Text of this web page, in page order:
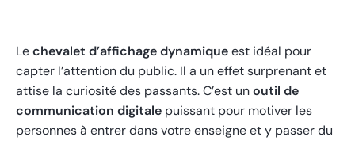
Lechevalet d’affichage dynamiqueest idéal pour
capter l’attention du public. Il a un effet surprenant et
attise la curiosité des passants. C’est unoutil de
communication digitale puissant pour motiver les
personnes à entrer dans votre enseigne et y passer du